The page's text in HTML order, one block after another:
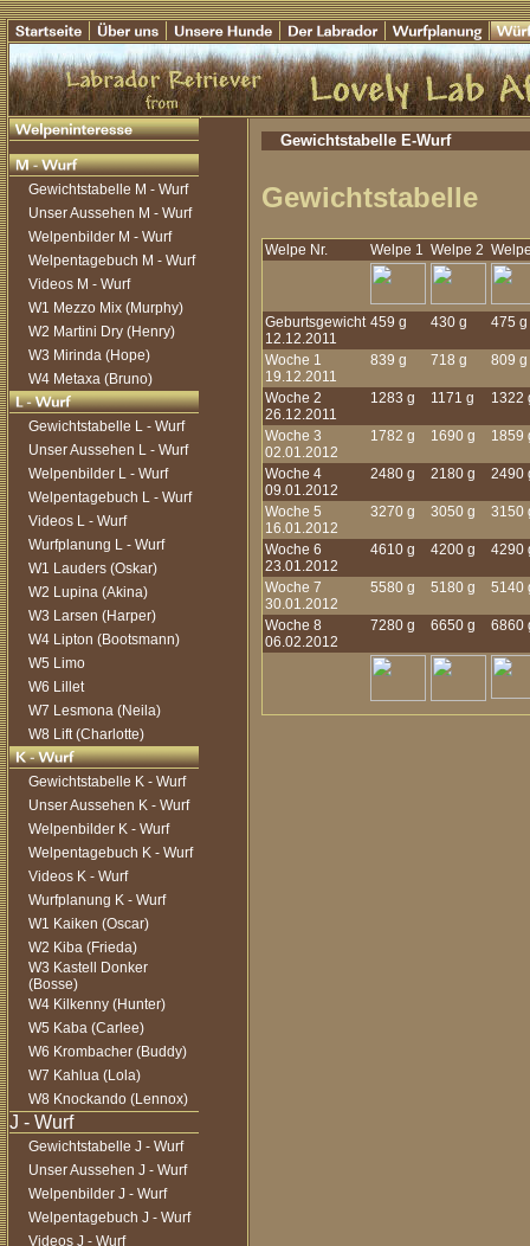
Gewichtstabelle M - Wurf
Unser Aussehen M - Wurf
Welpenbilder M - Wurf
Welpentagebuch M - Wurf
Videos M - Wurf
W1 Mezzo Mix (Murphy)
W2 Martini Dry (Henry)
W3 Mirinda (Hope)
W4 Metaxa (Bruno)
Gewichtstabelle L - Wurf
Unser Aussehen L - Wurf
Welpenbilder L - Wurf
Welpentagebuch L - Wurf
Videos L - Wurf
Wurfplanung L - Wurf
W1 Lauders (Oskar)
W2 Lupina (Akina)
W3 Larsen (Harper)
W4 Lipton (Bootsmann)
W5 Limo
W6 Lillet
W7 Lesmona (Neila)
W8 Lift (Charlotte)
Gewichtstabelle K - Wurf
Unser Aussehen K - Wurf
Welpenbilder K - Wurf
Welpentagebuch K - Wurf
Videos K - Wurf
Wurfplanung K - Wurf
W1 Kaiken (Oscar)
W2 Kiba (Frieda)
W3 Kastell Donker
(Bosse)
W4 Kilkenny (Hunter)
W5 Kaba (Carlee)
W6 Krombacher (Buddy)
W7 Kahlua (Lola)
W8 Knockando (Lennox)
Gewichtstabelle J - Wurf
Unser Aussehen J - Wurf
Welpenbilder J - Wurf
Welpentagebuch J - Wurf
Videos J - Wurf
Gewichtstabelle E-Wurf
Gewichtstabelle
Welpe Nr. Welpe 1 Welpe 2
Geburtsgewicht
12.12.2011
459 g 430 g 475 g
Woche 1
19.12.2011
839 g 718 g 809 g
Woche 2
26.12.2011
1283 g 1171 g 1322
Woche 3
02.01.2012
1782 g 1690 g 1859
Woche 4
09.01.2012
2480 g 2180 g 2490
Woche 5
16.01.2012
3270 g 3050 g 3150
Woche 6
23.01.2012
4610 g 4200 g 4290
Woche 7
30.01.2012
5580 g 5180 g 5140
Woche 8
06.02.2012
7280 g 6650 g 6860